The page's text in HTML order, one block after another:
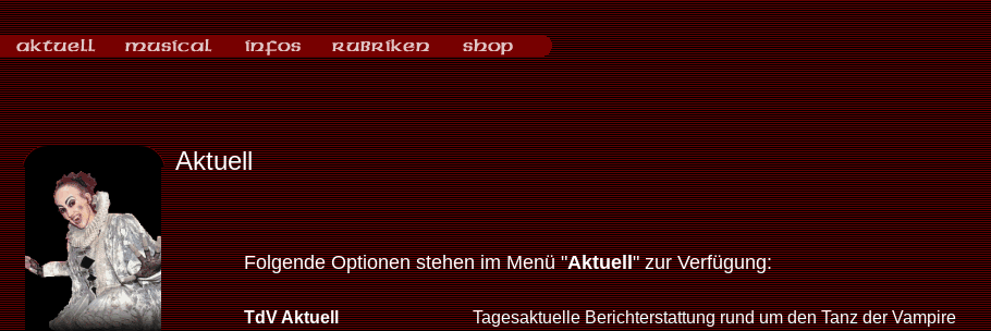
Aktuell
Folgende Optionen stehen im Menü "Aktuell" zur Verfügung:
TdV Aktuell
Tagesaktuelle Berichterstattung rund um den Tanz der Vampire